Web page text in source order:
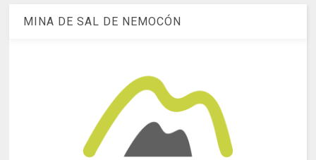
MINA DE SAL DE NEMOCÓN